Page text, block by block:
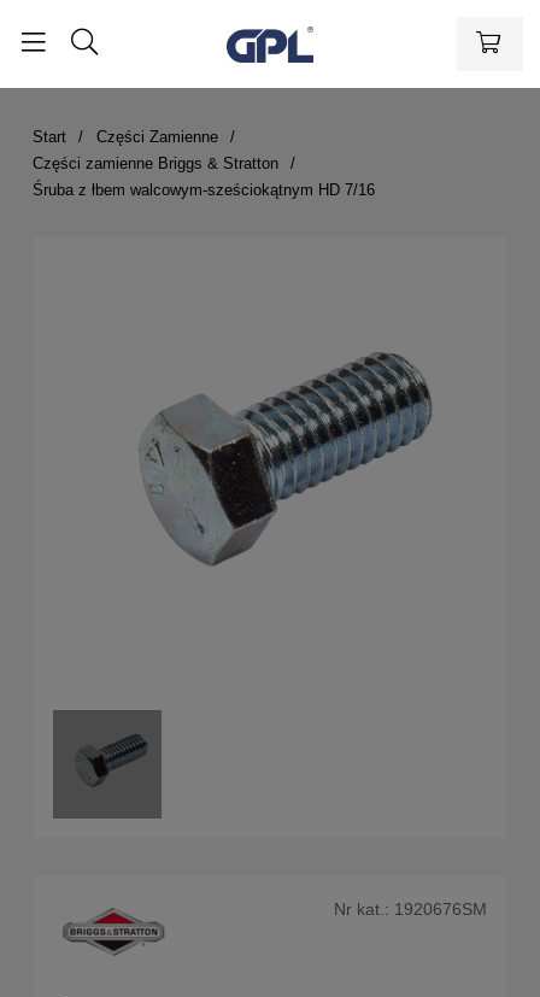
Start
Części Zamienne
Części zamienne Briggs & Stratton
Śruba z łbem walcowym-sześciokątnym HD 7/16
Nr kat.: 1920676SM